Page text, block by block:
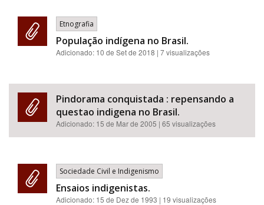
Área de Levantamento
BUSCAR
Etnografia
População indígena no Brasil.
Adicionado: 10 de Set de 2018 | 7 visualizações
Pindorama conquistada : repensando a
questao indigena no Brasil.
Adicionado: 15 de Mar de 2005 | 65 visualizações
Sociedade Civil e Indigenismo
Ensaios indigenistas.
Adicionado: 15 de Dez de 1993 | 19 visualizações